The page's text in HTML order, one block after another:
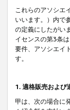
これらのアソシエ
いいます。）内で
の定義にしたがい
イセンスの第3条
要件、アソシエイ
す。
1. 適格販売および
甲は、次の場合に